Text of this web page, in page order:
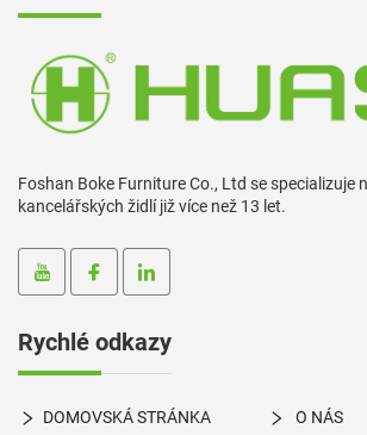
Foshan Boke Furniture Co., Ltd se specializuje
kancelářských židlí již více než 13 let.
Rychlé odkazy
DOMOVSKÁ STRÁNKA O NÁS